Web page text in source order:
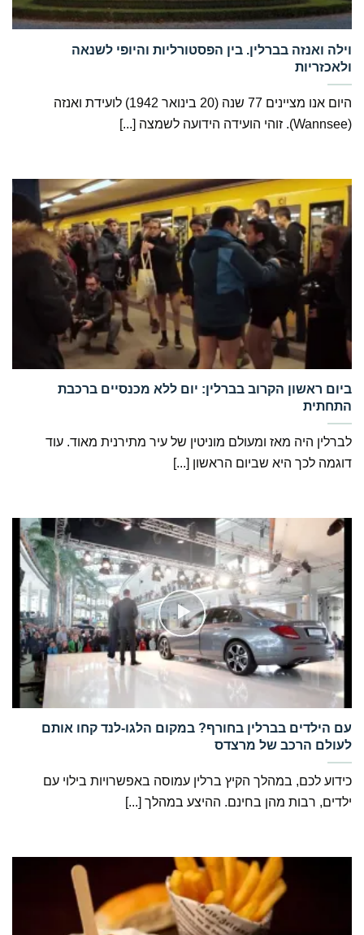
‏וילה ואנזה בברלין. בין הפסטורליות והיופי לשנאה
ולאכזריות
היום אנו מציינים 77 שנה (20 בינואר 1942) לועידת ואנזה
(Wannsee). זוהי הועידה הידועה לשמצה [...]
‏ביום ראשון הקרוב בברלין: יום ללא מכנסיים ברכבת
התחתית
לברלין היה מאז ומעולם מוניטין של עיר מתירנית מאוד. עוד
דוגמה לכך היא שביום הראשון [...]
‏עם הילדים בברלין בחורף? במקום הלגו-לנד קחו אותם
לעולם הרכב של מרצדס
כידוע לכם, במהלך הקיץ ברלין עמוסה באפשרויות בילוי עם
ילדים, רבות מהן בחינם. ההיצע במהלך [...]